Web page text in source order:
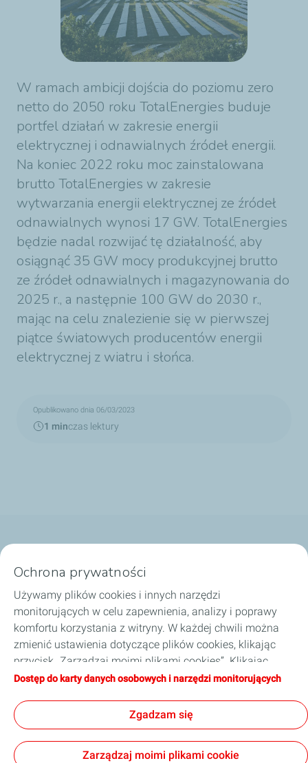
W ramach ambicji dojścia do poziomu zero
netto do 2050 roku TotalEnergies buduje
portfel działań w zakresie energii
elektrycznej i odnawialnych źródeł energii.
Na koniec 2022 roku moc zainstalowana
brutto TotalEnergies w zakresie
wytwarzania energii elektrycznej ze źródeł
odnawialnych wynosi 17 GW. TotalEnergies
będzie nadal rozwijać tę działalność, aby
osiągnąć 35 GW mocy produkcyjnej brutto
ze źródeł odnawialnych i magazynowania do
2025 r., a następnie 100 GW do 2030 r.,
mając na celu znalezienie się w pierwszej
piątce światowych producentów energii
elektrycznej z wiatru i słońca.
Opublikowano dnia 06/03/2023
1 minczas lektury
Dobierz olej
Porady i wskazówki
O TotalEnergies
Zostań naszym partnerem
Informacje prawnePolityka prywatności
Ochrona prywatności
Używamy plików cookies i innych narzędzi
monitorujących w celu zapewnienia, analizy i poprawy
komfortu korzystania z witryny. W każdej chwili można
zmienić ustawienia dotyczące plików cookies, klikając
przycisk „Zarządzaj moimi plikami cookies”. Klikając
przycisk „Akceptuję”, wyrażają Państwo zgodę na
kliknięcia przycisku „Odmawiam”, używane będą tylko
techniczne pliki cookies niezbędne do prawidłowego
funkcjonowania strony. Więcej informacji na ten temat
można znaleźć na stronie „Karta danych osobowych i
Dostęp do karty danych osobowych i narzędzi monitorujących
Zgadzam się
Zarządzaj moimi plikami cookie